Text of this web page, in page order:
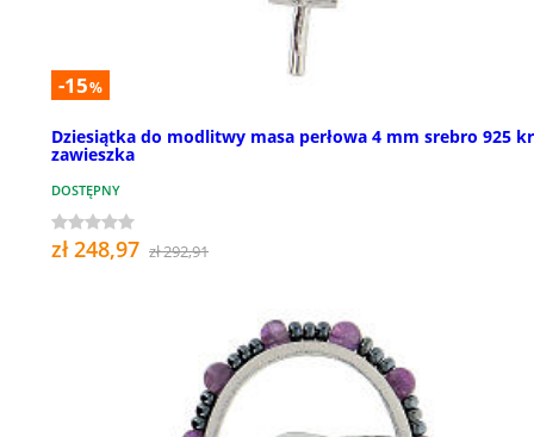
-15%
Dziesiątka do modlitwy masa perłowa 4 mm srebro 925
zawieszka
DOSTĘPNY
zł 248,97 zł 292,91